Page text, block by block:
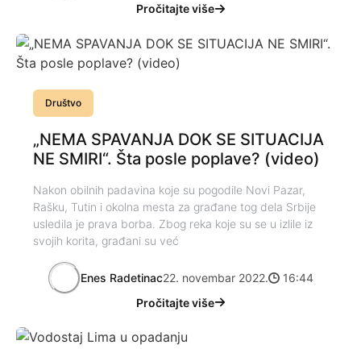
Pročitajte više
Društvo
„NEMA SPAVANJA DOK SE SITUACIJA
NE SMIRI“. Šta posle poplave? (video)
Nakon obilnih padavina koje su pogodile Novi Pazar,
Rašku, Tutin i okolna mesta za građane tog dela Srbije
usledila je prava borba. Zbog reka koje su se u izlile iz
svojih korita, građani su već
Enes Radetinac22. novembar 2022.
16:44
Pročitajte više